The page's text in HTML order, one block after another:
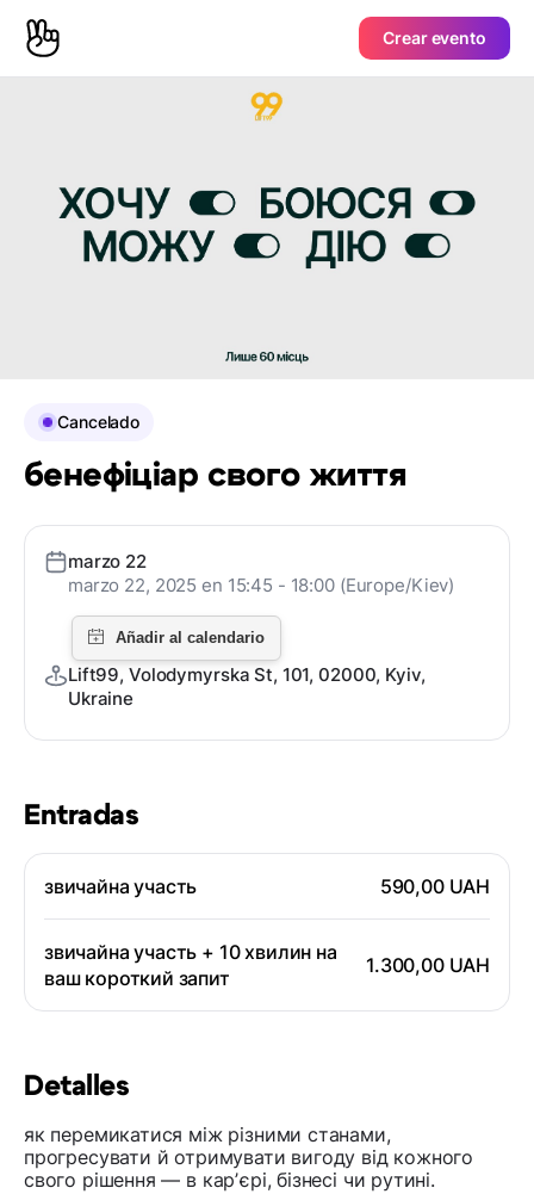
Crear evento
Entradas
звичайна участь 590,00 UAH
звичайна участь + 10 хвилин на
ваш короткий запит
1.300,00 UAH
Detalles
як перемикатися між різними станами,
прогресувати й отримувати вигоду від кожного
свого рішення — в карʼєрі, бізнесі чи рутині.
Cancelado
бенефіціар свого життя
marzo 22
marzo 22, 2025 en 15:45 - 18:00 (Europe/Kiev)
Lift99, Volodymyrska St, 101, 02000, Kyiv,
Ukraine